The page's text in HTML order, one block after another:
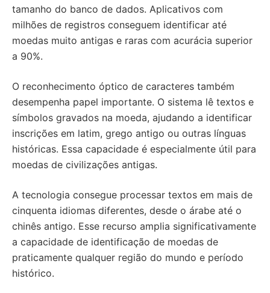
tamanho do banco de dados. Aplicativos com
milhões de registros conseguem identificar até
moedas muito antigas e raras com acurácia superior
a 90%.
O reconhecimento óptico de caracteres também
desempenha papel importante. O sistema lê textos e
símbolos gravados na moeda, ajudando a identificar
inscrições em latim, grego antigo ou outras línguas
históricas. Essa capacidade é especialmente útil para
moedas de civilizações antigas.
A tecnologia consegue processar textos em mais de
cinquenta idiomas diferentes, desde o árabe até o
chinês antigo. Esse recurso amplia significativamente
a capacidade de identificação de moedas de
praticamente qualquer região do mundo e período
histórico.